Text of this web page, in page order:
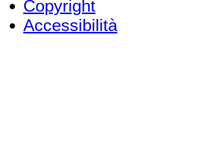
Copyright
Accessibilità